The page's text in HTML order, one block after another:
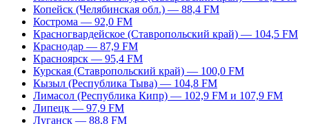
Копейск (Челябинская обл.) — 88,4 FM
Кострома — 92,0 FM
Красногвардейское (Ставропольский край) — 104,5 FM
Краснодар — 87,9 FM
Красноярск — 95,4 FM
Курская (Ставропольский край) — 100,0 FM
Кызыл (Республика Тыва) — 104,8 FM
Лимасол (Республика Кипр) — 102,9 FM и 107,9 FM
Липецк — 97,9 FM
Луганск — 88,8 FM